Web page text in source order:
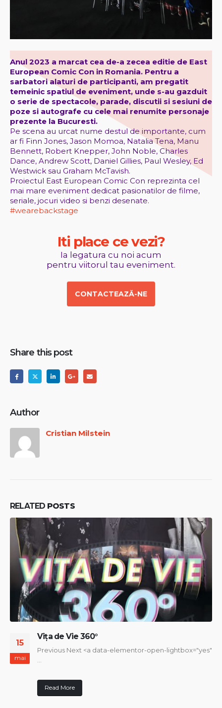
Anul 2023 a marcat cea de-a zecea editie de East
European Comic Con in Romania. Pentru a
sarbatori alaturi de participanti, am pregatit
temeinic spatiul de eveniment, unde s-au gazduit
o serie de spectacole, parade, discutii si sesiuni de
poze si autografe cu cele mai renumite personaje
prezente la Bucuresti.
Pe scena au urcat nume destul de importante, cum
ar fi Finn Jones, Jason Momoa, Natalia Tena, Manu
Bennett, Robert Knepper, John Noble, Charles
Dance, Andrew Scott, Daniel Gillies, Paul Wesley, Ed
Westwick sau Graham McTavish.
Proiectul East European Comic Con reprezinta cel
mai mare eveniment dedicat pasionatilor de filme,
seriale, jocuri video si benzi desenate.
#wearebackstage
Iti place cevezi?
Ia legatura cu noi acum
pentru viitorul tau eveniment.
CONTACTEAZĂ-NE
Share this post
Author
Cristian Milstein
RELATED POSTS
15
mai
Vița de Vie 360°
Previous Next <a data-elementor-open-lightbox="yes"
Read More